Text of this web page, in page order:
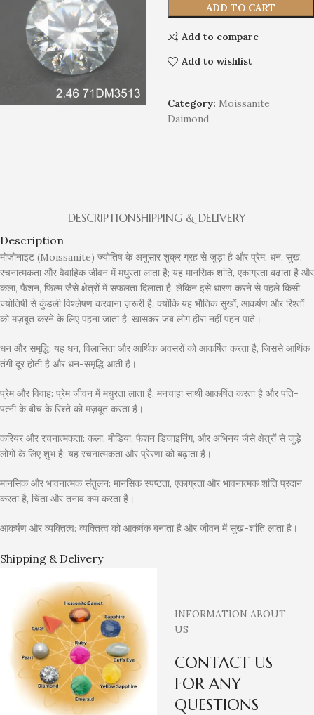
ADD TO CART
Add to compare
Add to wishlist
Category: Moissanite
Daimond
DESCRIPTIONSHIPPING & DELIVERY
Description
मोजोनाइट (Moissanite) ज्योतिष के अनुसार शुक्र ग्रह से जुड़ा है और प्रेम, धन, सुख,
रचनात्मकता और वैवाहिक जीवन में मधुरता लाता है; यह मानसिक शांति, एकाग्रता बढ़ाता है और
कला, फैशन, फिल्म जैसे क्षेत्रों में सफलता दिलाता है, लेकिन इसे धारण करने से पहले किसी
ज्योतिषी से कुंडली विश्लेषण करवाना ज़रूरी है, क्योंकि यह भौतिक सुखों, आकर्षण और रिश्तों
को मज़बूत करने के लिए पहना जाता है, खासकर जब लोग हीरा नहीं पहन पाते।
धन और समृद्धि: यह धन, विलासिता और आर्थिक अवसरों को आकर्षित करता है, जिससे आर्थिक
तंगी दूर होती है और धन-समृद्धि आती है।
प्रेम और विवाह: प्रेम जीवन में मधुरता लाता है, मनचाहा साथी आकर्षित करता है और पति-
पत्नी के बीच के रिश्ते को मज़बूत करता है।
करियर और रचनात्मकता: कला, मीडिया, फैशन डिजाइनिंग, और अभिनय जैसे क्षेत्रों से जुड़े
लोगों के लिए शुभ है; यह रचनात्मकता और प्रेरणा को बढ़ाता है।
मानसिक और भावनात्मक संतुलन: मानसिक स्पष्टता, एकाग्रता और भावनात्मक शांति प्रदान
करता है, चिंता और तनाव कम करता है।
आकर्षण और व्यक्तित्व: व्यक्तित्व को आकर्षक बनाता है और जीवन में सुख-शांति लाता है।
Shipping & Delivery
INFORMATION ABOUT
US
CONTACT US
FOR ANY
QUESTIONS